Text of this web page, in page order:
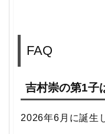
FAQ
吉村崇の第1子
2026年6月に誕生